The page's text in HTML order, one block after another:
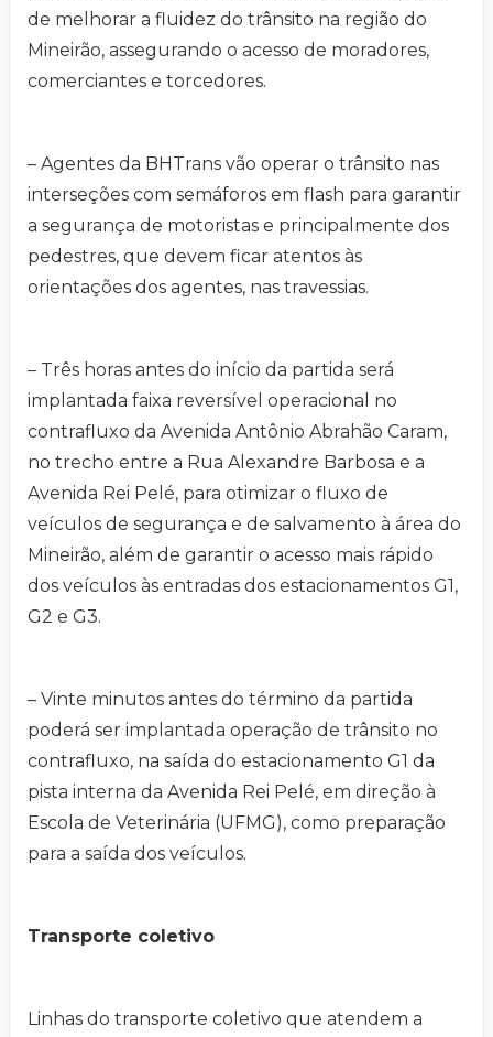
de melhorar a fluidez do trânsito na região do
Mineirão, assegurando o acesso de moradores,
comerciantes e torcedores.
– Agentes da BHTrans vão operar o trânsito nas
interseções com semáforos em flash para garantir
a segurança de motoristas e principalmente dos
pedestres, que devem ficar atentos às
orientações dos agentes, nas travessias.
– Três horas antes do início da partida será
implantada faixa reversível operacional no
contrafluxo da Avenida Antônio Abrahão Caram,
no trecho entre a Rua Alexandre Barbosa e a
Avenida Rei Pelé, para otimizar o fluxo de
veículos de segurança e de salvamento à área do
Mineirão, além de garantir o acesso mais rápido
dos veículos às entradas dos estacionamentos G1,
G2 e G3.
– Vinte minutos antes do término da partida
poderá ser implantada operação de trânsito no
contrafluxo, na saída do estacionamento G1 da
pista interna da Avenida Rei Pelé, em direção à
Escola de Veterinária (UFMG), como preparação
para a saída dos veículos.
Transporte coletivo
Linhas do transporte coletivo que atendem a